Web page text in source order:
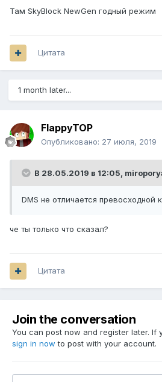
Там SkyBlock NewGen годный режим
Цитата
1 month later...
FlappyTOP
Опубликовано: 27 июля, 2019
В 28.05.2019 в 12:05,
DMS не отличается превосходной
че ты только что сказал?
Цитата
Join the conversation
You can post now and register later. If
sign in now to post with your account.